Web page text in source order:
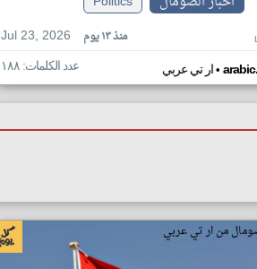
Jul 23, 2026
منذ ١٣ يوم
ار تي عربي• عدد الكلمات: ١٨٨
من ار تي عربي